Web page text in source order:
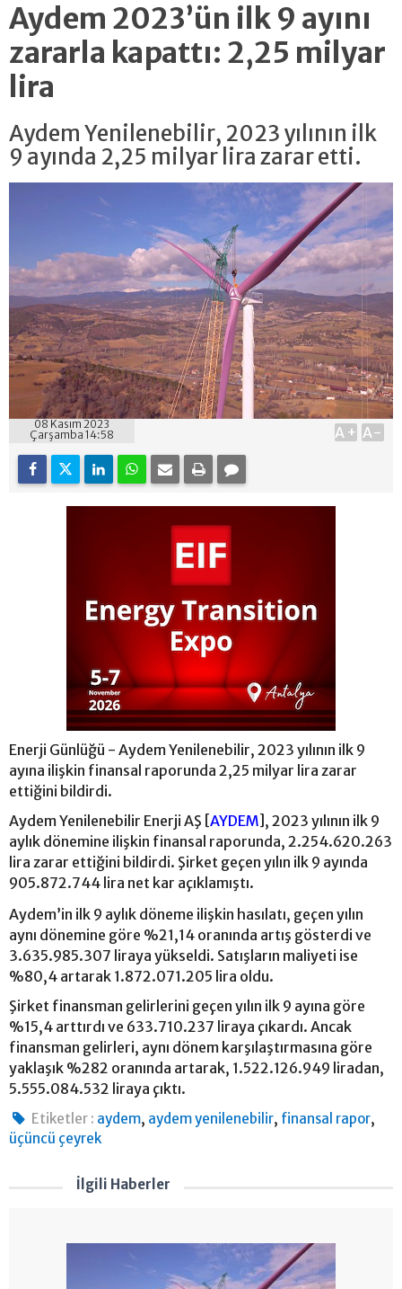
Aydem 2023’ün ilk 9 ayını
zararla kapattı: 2,25 milyar
lira
Aydem Yenilenebilir, 2023 yılının ilk
9 ayında 2,25 milyar lira zarar etti.
08 Kasım 2023
Çarşamba 14:58
A+ A-
Enerji Günlüğü - Aydem Yenilenebilir, 2023 yılının ilk 9
ayına ilişkin finansal raporunda 2,25 milyar lira zarar
ettiğini bildirdi.
Aydem Yenilenebilir Enerji AŞ [AYDEM], 2023 yılının ilk 9
aylık dönemine ilişkin finansal raporunda, 2.254.620.263
lira zarar ettiğini bildirdi. Şirket geçen yılın ilk 9 ayında
905.872.744 lira net kar açıklamıştı.
Aydem’in ilk 9 aylık döneme ilişkin hasılatı, geçen yılın
aynı dönemine göre %21,14 oranında artış gösterdi ve
3.635.985.307 liraya yükseldi. Satışların maliyeti ise
%80,4 artarak 1.872.071.205 lira oldu.
Şirket finansman gelirlerini geçen yılın ilk 9 ayına göre
%15,4 arttırdı ve 633.710.237 liraya çıkardı. Ancak
finansman gelirleri, aynı dönem karşılaştırmasına göre
yaklaşık %282 oranında artarak, 1.522.126.949 liradan,
5.555.084.532 liraya çıktı.
Etiketler : aydem, aydem yenilenebilir, finansal rapor,
üçüncü çeyrek
İlgili Haberler